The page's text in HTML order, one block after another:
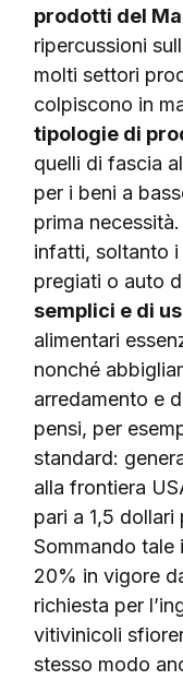
prodotti del
ripercussioni
molti settori
colpiscono in
tipologie di
quelli di fascia
per i beni a
prima
infatti, soltanto i
pregiati o auto
semplici e di
alimentari
nonché
arredamento e
pensi, per
standard:
alla frontiera
pari a 1,5
Sommando
20% in vigore
richiesta per
vitivinicoli
stesso modo